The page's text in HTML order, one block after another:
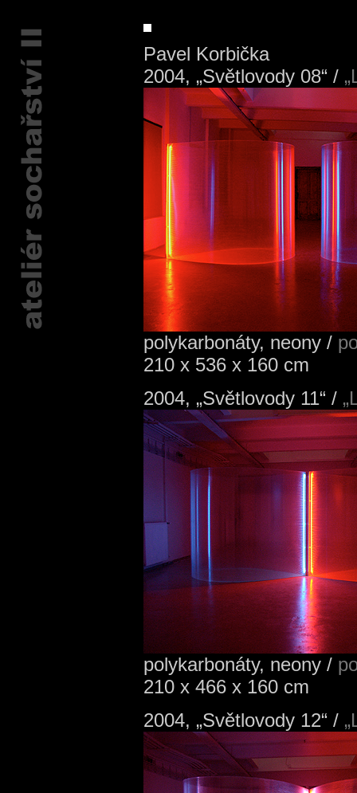
Pavel Korbička
2004, „Světlovody 08“ /
polykarbonáty, neony /
210 x 536 x 160 cm
2004, „Světlovody 11“ /
polykarbonáty, neony /
210 x 466 x 160 cm
2004, „Světlovody 12“ /